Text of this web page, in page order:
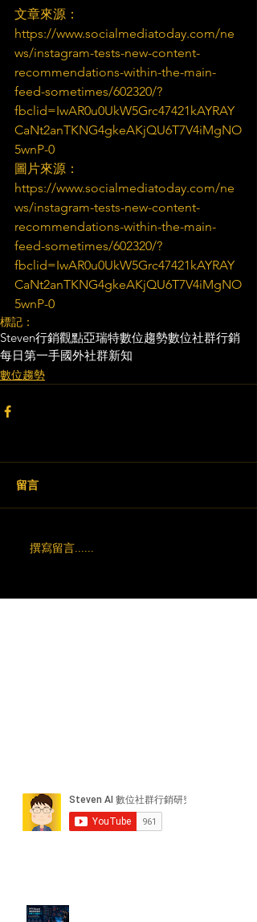
文章來源：
https://www.socialmediatoday.com/ne
ws/instagram-tests-new-content-
recommendations-within-the-main-
feed-sometimes/602320/?
fbclid=IwAR0u0UkW5Grc47421kAYRAY
CaNt2anTKNG4gkeAKjQU6T7V4iMgNO
5wnP-0
圖片來源：
https://www.socialmediatoday.com/ne
ws/instagram-tests-new-content-
recommendations-within-the-main-
feed-sometimes/602320/?
fbclid=IwAR0u0UkW5Grc47421kAYRAY
CaNt2anTKNG4gkeAKjQU6T7V4iMgNO
5wnP-0
標記：
Steven行銷觀點亞瑞特數位趨勢數位社群行銷
每日第一手國外社群新知
數位趨勢
留言
撰寫留言......